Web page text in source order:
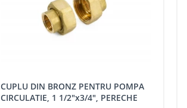
CUPLU DIN BRONZ PENTRU POMPA
CIRCULATIE, 1 1/2"x3/4", PERECHE